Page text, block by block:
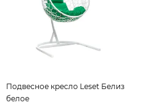
Подвесное кресло Leset Белиз
белое